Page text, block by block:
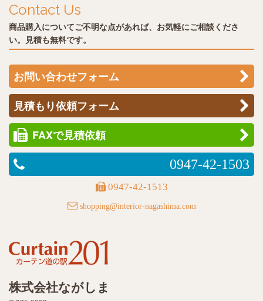
Contact Us
商品購入についてご不明な点があれば、お気軽にご相談くださ
い。見積も無料です。
お問い合わせフォーム
見積もり依頼フォーム
FAXで見積依頼
0947-42-1503
0947-42-1513
shopping@interior-nagashima.com
株式会社ながしま